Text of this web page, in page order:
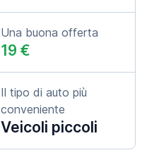
Una buona offerta
19 €
Il tipo di auto più
conveniente
Veicoli piccoli